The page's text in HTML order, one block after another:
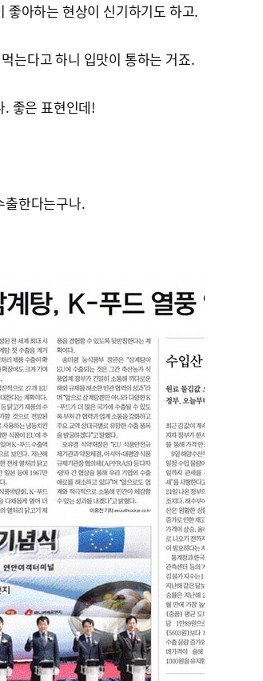
아하는 현상이 신기하기도 하고.
는다고 하니 입맛이 통하는 거죠.
좋은 표현인데!
한다는구나.